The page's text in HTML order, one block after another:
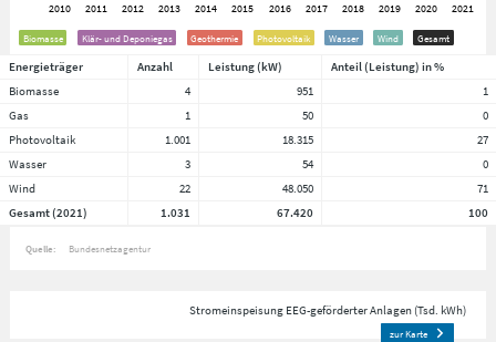
Biomasse Klär- und Deponiegas Geothermie Photovoltaik Wasser Wind Gesamt
Energieträger Anzahl Leistung (kW)
Anteil (Leistung) in %
Biomasse
4 951
1
Gas
1 50
0
Photovoltaik
1.001 18.315
27
Wasser
3 54
0
Wind
22 48.050
71
Gesamt (2021)
1.031 67.420 100
Quelle: Bundesnetzagentur
Stromeinspeisung EEG-geförderter Anlagen (Tsd. kWh)
zur Karte